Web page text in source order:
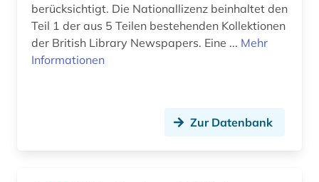
atmosphäre (1)
auckland (2)
berücksichtigt. Die Nationallizenz beinhaltet den
Teil 1 der aus 5 Teilen bestehenden Kollektionen
der British Library Newspapers. Eine ... Mehr
Informationen
Zur Datenbank